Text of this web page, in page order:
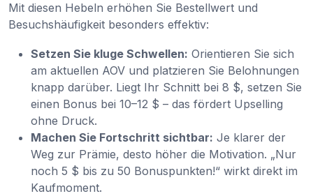
Mit diesen Hebeln erhöhen Sie Bestellwert und
Besuchshäufigkeit besonders effektiv:
Setzen Sie kluge Schwellen: Orientieren Sie sich
am aktuellen AOV und platzieren Sie Belohnungen
knapp darüber. Liegt Ihr Schnitt bei 8 $, setzen Sie
einen Bonus bei 10–12 $ – das fördert Upselling
ohne Druck.
Machen Sie Fortschritt sichtbar: Je klarer der
Weg zur Prämie, desto höher die Motivation. „Nur
noch 5 $ bis zu 50 Bonuspunkten!“ wirkt direkt im
Kaufmoment.